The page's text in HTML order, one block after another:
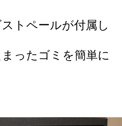
トペールが付属し
ったゴミを簡単に